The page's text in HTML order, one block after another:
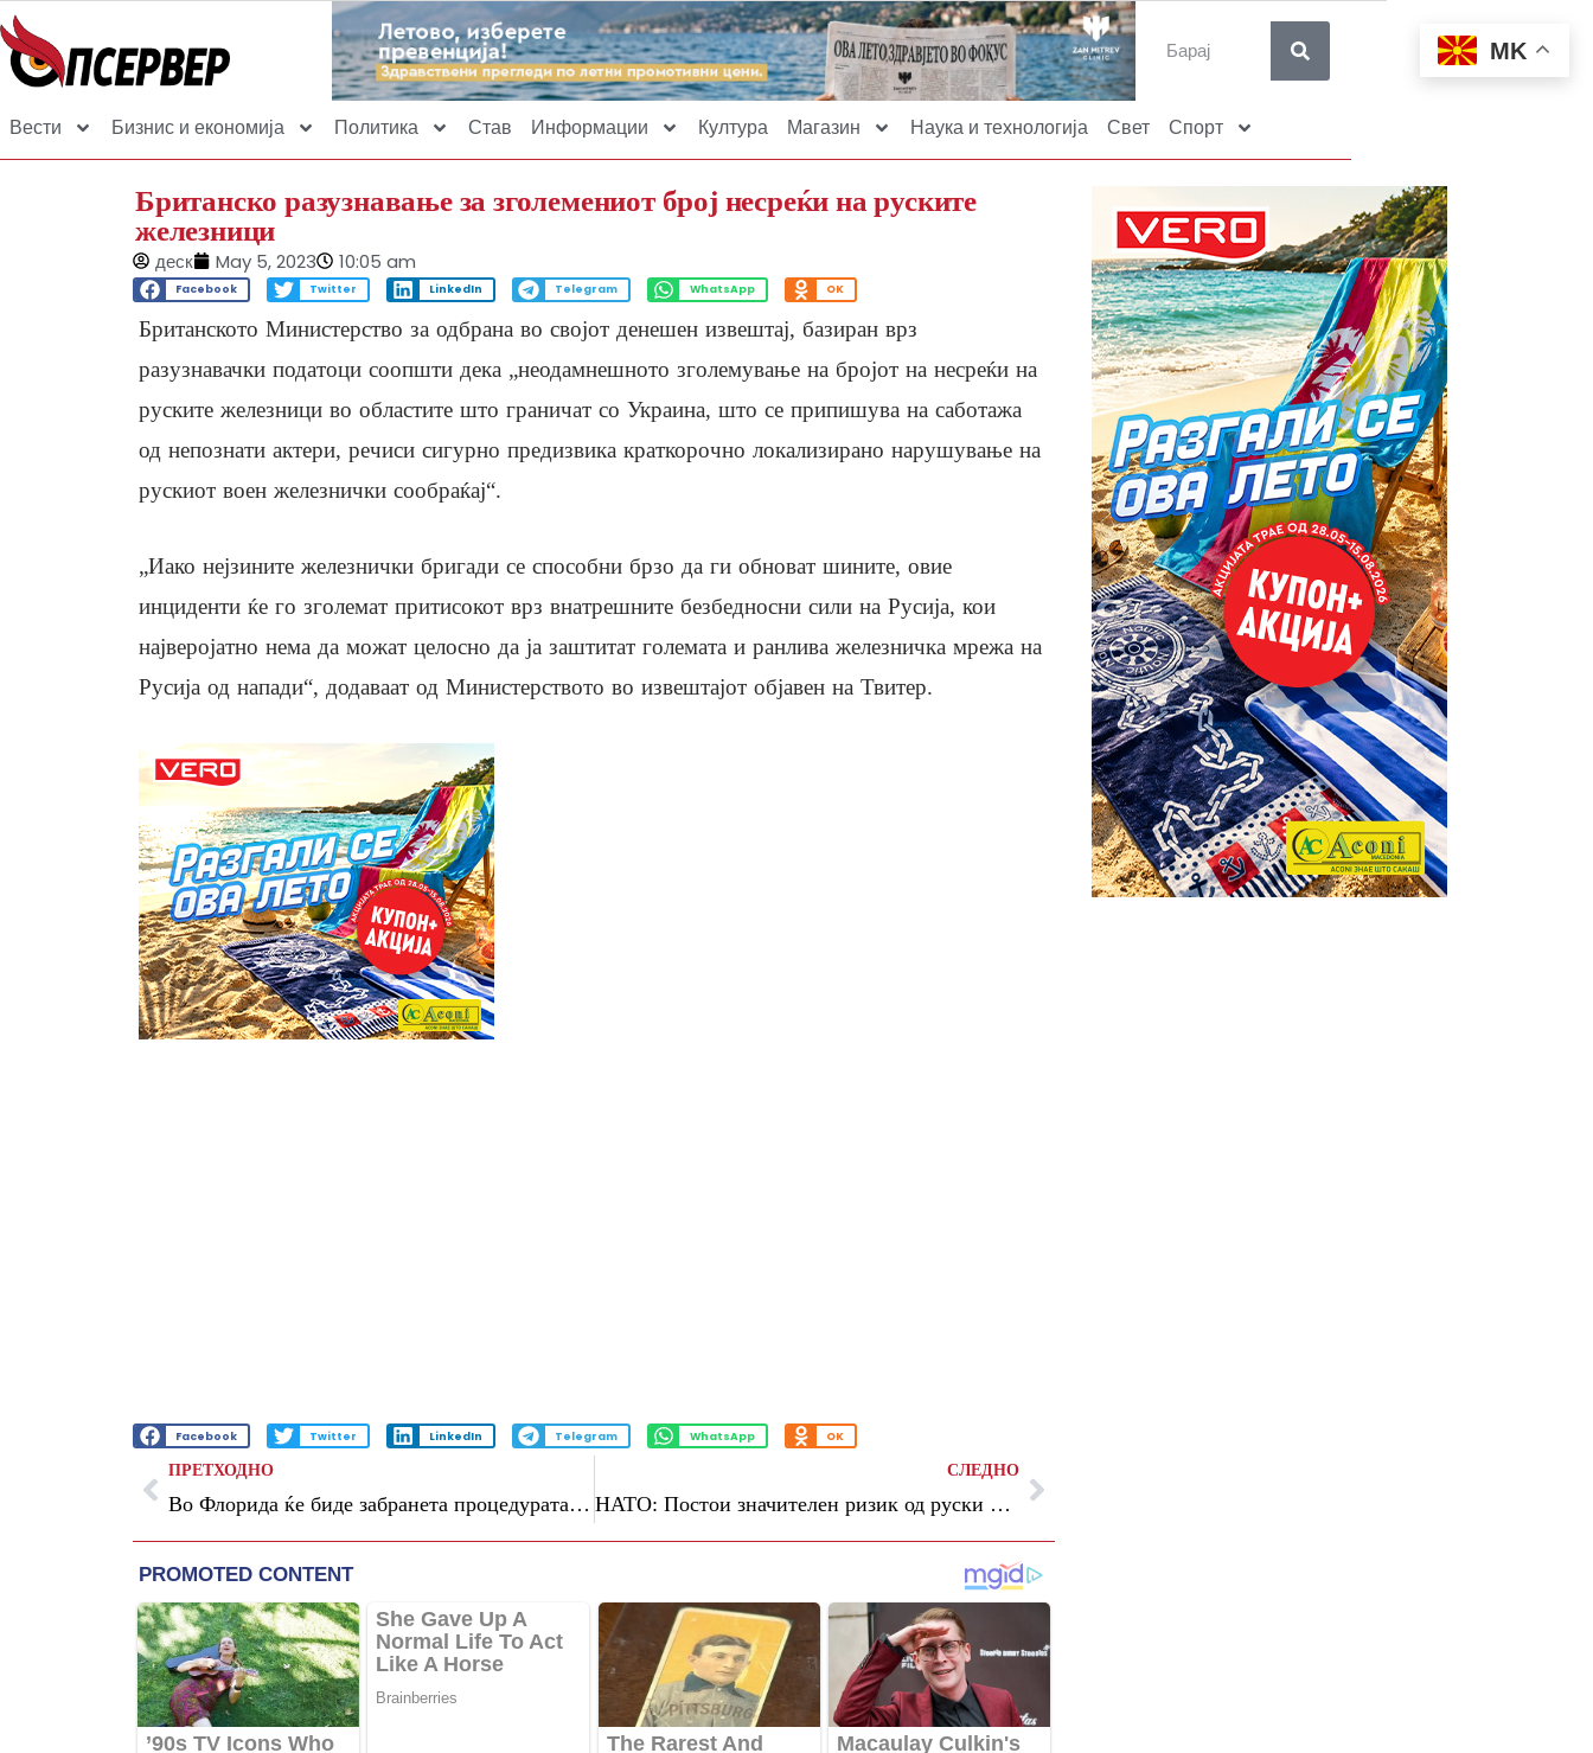
Вести Бизнис и економија Политика Став Информации Култура Магазин Наука и технологија Свет Спорт
Британско разузнавање за зголемениот број несреќи на руските
железници
деск May 5, 2023 10:05 am
Facebook Twitter LinkedIn Telegram WhatsApp OK
Британското Министерство за одбрана во својот денешен извештај, базиран врз
разузнавачки податоци соопшти дека „неодамнешното зголемување на бројот на несреќи на
руските железници во областите што граничат со Украина, што се припишува на саботажа
од непознати актери, речиси сигурно предизвика краткорочно локализирано нарушување на
рускиот воен железнички сообраќај“.
„Иако нејзините железнички бригади се способни брзо да ги обноват шините, овие
инциденти ќе го зголемат притисокот врз внатрешните безбедносни сили на Русија, кои
најверојатно нема да можат целосно да ја заштитат големата и ранлива железничка мрежа на
Русија од напади“, додаваат од Министерството во извештајот објавен на Твитер.
Facebook Twitter LinkedIn Telegram WhatsApp OK
ПРЕТХОДНО
Во Флорида ќе биде забранета процедурата за промена на полот на малолетници
СЛЕДНО
НАТО: Постои значителен ризик од руски напад врз клучната инфраструктура во Европа или Америка
MK